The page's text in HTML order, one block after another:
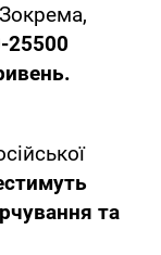
Зокрема,
25500
та